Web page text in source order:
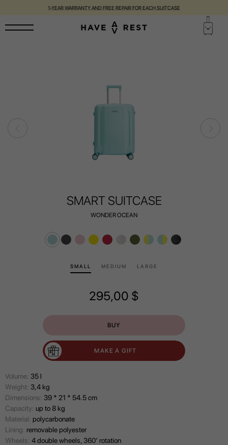
1-YEAR WARRANTY AND FREE REPAIR FOR EACH SUITCASE
SMART SUITCASE
WONDER OCEAN
SMALL MEDIUM LARGE
295,00 $
BUY
MAKE A GIFT
Volume: 35 l
Wеight: 3,4 kg
Dimensions: 39 * 21 * 54.5 cm
Capacity: up to 8 kg
Material: polycarbonate
Lining: removable polyester
Wheels: 4 double wheels, 360’ rotation